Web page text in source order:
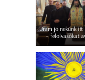
„Uram jó nekünk itt
– felolvasókat